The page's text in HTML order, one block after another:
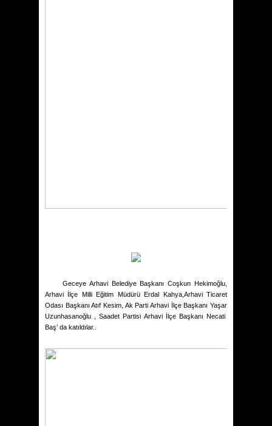
Geceye Arhavi Belediye Başkanı Coşkun Hekimoğlu,
Arhavi İlçe Milli Eğitim Müdürü Erdal Kahya,Arhavi Ticaret
Odası Başkanı Atıf Kesim, Ak Parti Arhavi İlçe Başkanı Yaşar
Uzunhasanoğlu , Saadet Partisi Arhavi İlçe Başkanı Necati
Baş’ da katıldılar..